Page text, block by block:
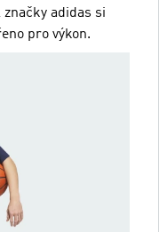
adidas si
pro výkon.